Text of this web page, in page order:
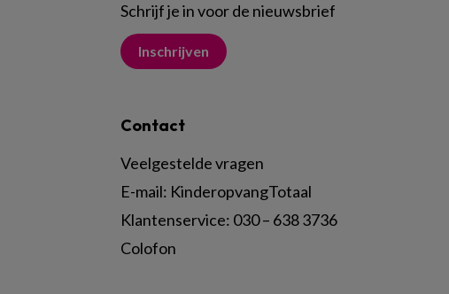
Schrijf je in voor de nieuwsbrief
Inschrijven
Contact
Veelgestelde vragen
E-mail: KinderopvangTotaal
Klantenservice: 030 – 638 3736
Colofon